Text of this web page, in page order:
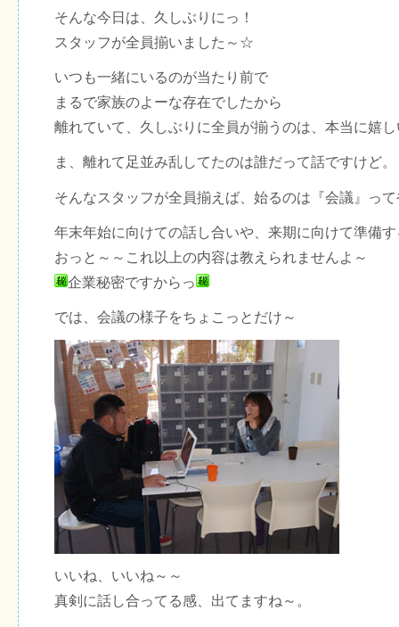
そんな今日は、久しぶりにっ！
スタッフが全員揃いました～☆
いつも一緒にいるのが当たり前で
まるで家族のよーな存在でしたから
離れていて、久しぶりに全員が揃うのは、本当に嬉
ま、離れて足並み乱してたのは誰だって話ですけど。
そんなスタッフが全員揃えば、始るのは『会議』っ
年末年始に向けての話し合いや、来期に向けて準備
おっと～～これ以上の内容は教えられませんよ～
企業秘密ですからっ
では、会議の様子をちょこっとだけ～
いいね、いいね～～
真剣に話し合ってる感、出てますね～。